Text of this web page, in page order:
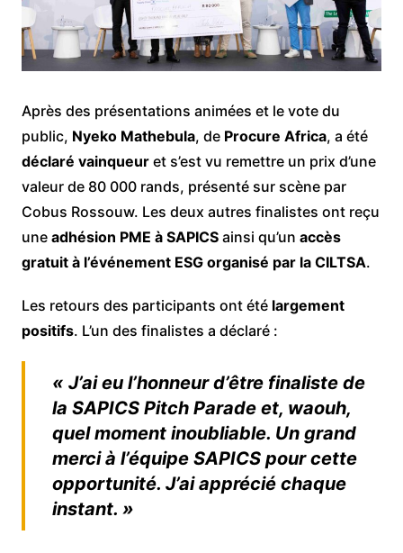
Après des présentations animées et le vote du
public, Nyeko Mathebula, de Procure Africa, a été
déclaré vainqueuret s’est vu remettre un prix d’une
valeur de 80 000 rands, présenté sur scène par
Cobus Rossouw. Les deux autres finalistes ont reçu
une adhésion PME à SAPICSainsi qu’un accès
gratuit à l’événement ESG organisé par la CILTSA.
Les retours des participants ont été largement
positifs. L’un des finalistes a déclaré :
« J’ai eu l’honneur d’être finaliste de
la SAPICS Pitch Parade et, waouh,
quel moment inoubliable. Un grand
merci à l’équipe SAPICS pour cette
opportunité. J’ai apprécié chaque
instant. »